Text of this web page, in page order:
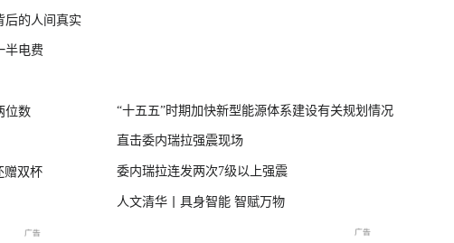
后的人间真实
半电费
位数
赠双杯
“十五五”时期加快新型能源体系建设有关规划情况
直击委内瑞拉强震现场
委内瑞拉连发两次7级以上强震
人文清华丨具身智能 智赋万物